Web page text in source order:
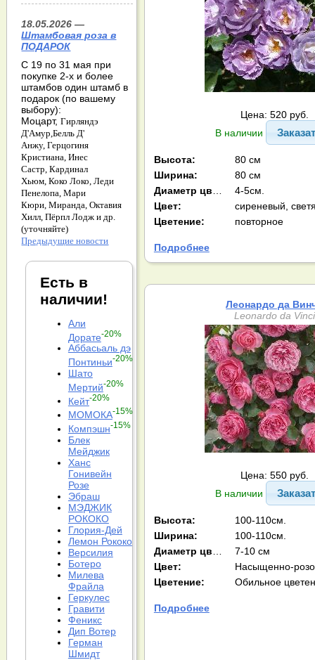
Цена: 520 руб.
В наличии
Высота:
80 см
Ширина:
80 см
4-5см.
Цвет:
Цветение:
повторное
Подробнее
Леонардо да
Leonardo da Vinci
Цена: 550 руб.
В наличии
Высота:
100-110см.
Ширина:
100-110см.
Диаметр цв-ка:
7-10 см
Цвет:
Насыщенно-
Цветение:
Обильное
Подробнее
18.05.2026 —
Штамбовая роза в
ПОДАРОК
С 19 по 31 мая при
покупке 2-х и более
штамбов один штамб в
подарок (по вашему
выбору):
Моцарт,Гирляндэ
Д'Амур,Белль Д'
Анжу,Герцогиня
Кристиана,Инес
Састр,Кардинал
Хьюм,Коко Локо,Леди
Пенелопа,Мари
Кюри,Миранда,Октавия
Хилл,Пёрпл Лодж и др.
(уточняйте)
Предыдущие новости
Есть в
наличии!
Али
Дорате-20%
Аббасьаль дэ
Понтиньи-20%
Шато
Мертий-20%
Кейт-20%
МОМОКА-15%
Компэшн-15%
Блек
Мейджик
Ханс
Гонивейн
Розе
Эбраш
МЭДЖИК
РОКОКО
Глория-Дей
Лемон Рококо
Версилия
Ботеро
Милева
Фрайла
Геркулес
Гравити
Феникс
Дип Вотер
Герман
Шмидт